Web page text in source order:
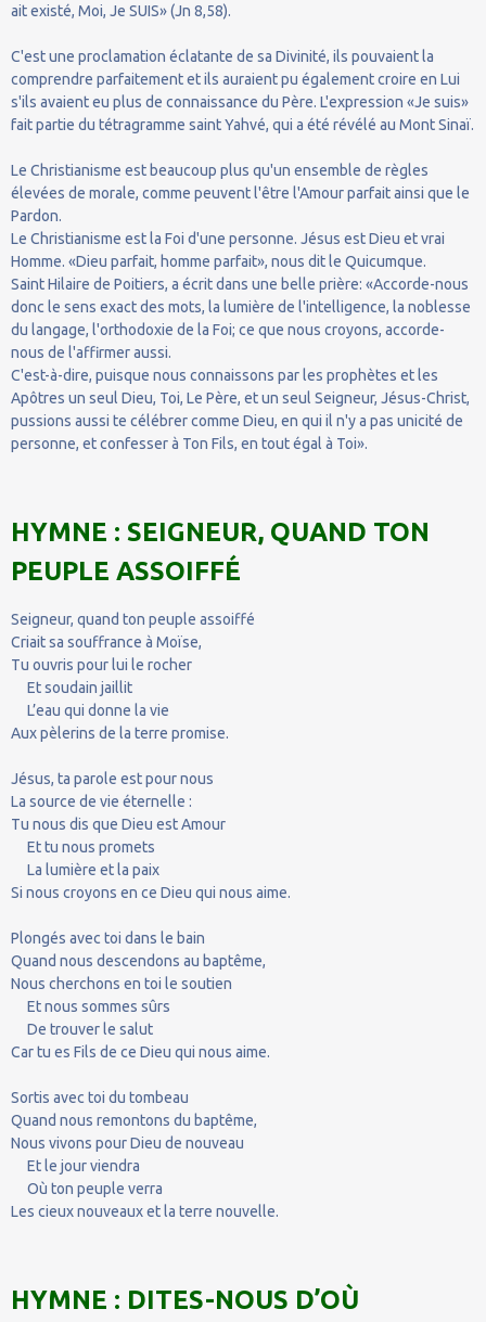
ait existé, Moi, Je SUIS» (Jn 8,58).
C'est une proclamation éclatante de sa Divinité, ils pouvaient la
comprendre parfaitement et ils auraient pu également croire en Lui
s'ils avaient eu plus de connaissance du Père. L'expression «Je suis»
fait partie du tétragramme saint Yahvé, qui a été révélé au Mont Sinaï.
Le Christianisme est beaucoup plus qu'un ensemble de règles
élevées de morale, comme peuvent l'être l'Amour parfait ainsi que le
Pardon.
Le Christianisme est la Foi d'une personne. Jésus est Dieu et vrai
Homme. «Dieu parfait, homme parfait», nous dit le Quicumque.
Saint Hilaire de Poitiers, a écrit dans une belle prière: «Accorde-nous
donc le sens exact des mots, la lumière de l'intelligence, la noblesse
du langage, l'orthodoxie de la Foi; ce que nous croyons, accorde-
nous de l'affirmer aussi.
C'est-à-dire, puisque nous connaissons par les prophètes et les
Apôtres un seul Dieu, Toi, Le Père, et un seul Seigneur, Jésus-Christ,
pussions aussi te célébrer comme Dieu, en qui il n'y a pas unicité de
personne, et confesser à Ton Fils, en tout égal à Toi».
HYMNE : SEIGNEUR, QUAND TON
PEUPLE ASSOIFFÉ
Seigneur, quand ton peuple assoiffé
Criait sa souffrance à Moïse,
Tu ouvris pour lui le rocher
Et soudain jaillit
L’eau qui donne la vie
Aux pèlerins de la terre promise.
Jésus, ta parole est pour nous
La source de vie éternelle :
Tu nous dis que Dieu est Amour
Et tu nous promets
La lumière et la paix
Si nous croyons en ce Dieu qui nous aime.
Plongés avec toi dans le bain
Quand nous descendons au baptême,
Nous cherchons en toi le soutien
Et nous sommes sûrs
De trouver le salut
Car tu es Fils de ce Dieu qui nous aime.
Sortis avec toi du tombeau
Quand nous remontons du baptême,
Nous vivons pour Dieu de nouveau
Et le jour viendra
Où ton peuple verra
Les cieux nouveaux et la terre nouvelle.
HYMNE : DITES-NOUS D’OÙ